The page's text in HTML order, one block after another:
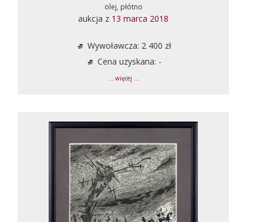
olej, płótno
aukcja z 13 marca 2018
Wywoławcza: 2 400 zł
Cena uzyskana: -
... więcej ...